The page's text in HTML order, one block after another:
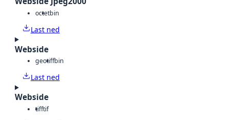
octetbin
Last ned
Webside
geotiffbin
Last ned
Webside
tifftif